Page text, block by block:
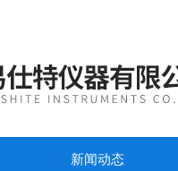
新闻动态